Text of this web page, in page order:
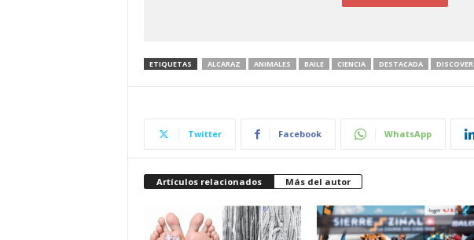
ETIQUETAS ALCARAZ ANIMALES BAILE CIENCIA DESTACADA DISCOVER
Twitter Facebook WhatsApp
Artículos relacionados Más del autor